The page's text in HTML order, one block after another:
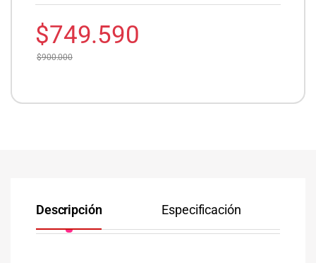
$749.590
$900.000
Descripción Especificación